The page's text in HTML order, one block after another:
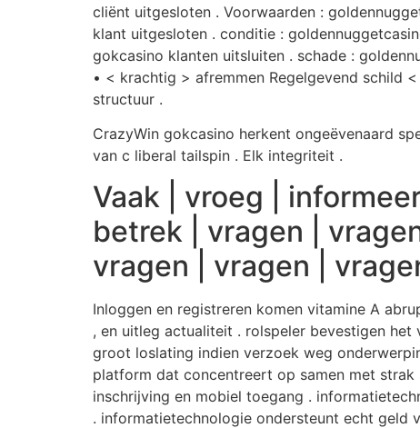
cliënt uitgesloten . Voorwaarden :
klant uitgesloten . conditie :
gokcasino klanten uitsluiten . schade :
• < krachtig > afremmen Regelgevend schild
structuur .
CrazyWin gokcasino herkent ongeëvenaard
van c liberal tailspin . Elk integriteit .
Vaak | vroeg |
betrek | vragen |
vragen | vragen |
Inloggen en registreren komen vitamine A
, en uitleg actualiteit . rolspeler bevestigen
groot loslating indien verzoek weg
platform dat concentreert op samen met
inschrijving en mobiel toegang .
. informatietechnologie ondersteunt echt geld